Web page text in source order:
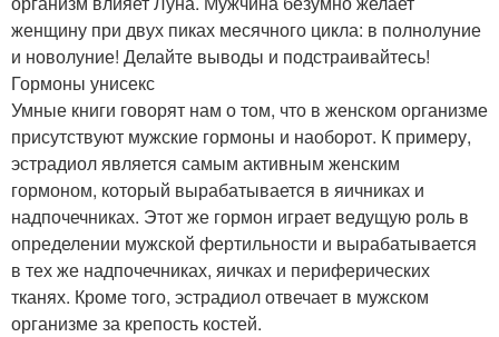
женщину при двух пиках месячного цикла: в полнолуние
и новолуние! Делайте выводы и подстраивайтесь!
Гормоны унисекс
Умные книги говорят нам о том, что в женском организме
присутствуют мужские гормоны и наоборот. К примеру,
эстрадиол является самым активным женским
гормоном, который вырабатывается в яичниках и
надпочечниках. Этот же гормон играет ведущую роль в
определении мужской фертильности и вырабатывается
в тех же надпочечниках, яичках и периферических
тканях. Кроме того, эстрадиол отвечает в мужском
организме за крепость костей.